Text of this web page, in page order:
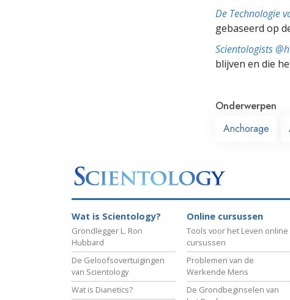
De Technologie
gebaseerd op
Scientologists
blijven en die
Onderwerpen
Anchorage
Wat is Scientology?
Grondlegger L. Ron
Hubbard
De Geloofsovertuigingen
van Scientology
Wat is Dianetics?
Online cursussen
Tools voor het Leven online
cursussen
Problemen van de
Werkende Mens
De Grondbeginselen van